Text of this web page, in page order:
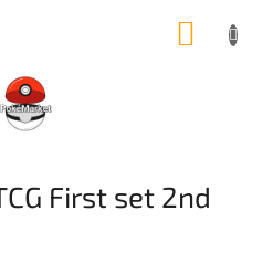
First set 2nd